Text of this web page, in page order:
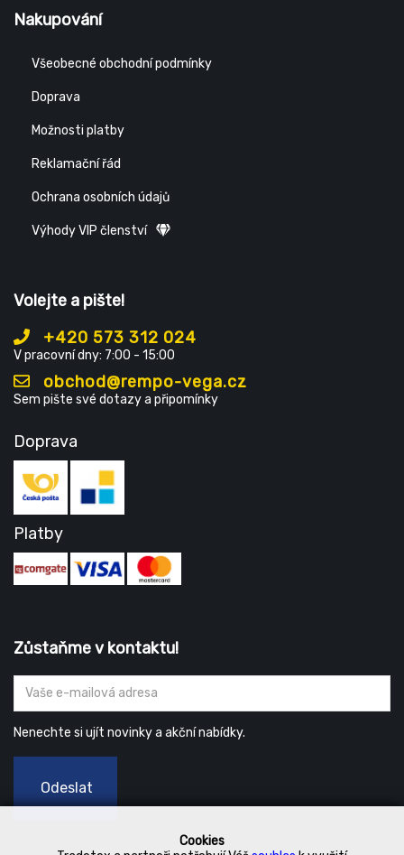
Cookies
Nakupování
Všeobecné obchodní podmínky
Doprava
Možnosti platby
Reklamační řád
Ochrana osobních údajů
Výhody VIP členství
Volejte a pište!
+420 573 312 024
V pracovní dny: 7:00 - 15:00
obchod@rempo-vega.cz
Sem pište své dotazy a připomínky
Doprava
Platby
Zůstaňme v kontaktu!
Nenechte si ujít novinky a akční nabídky.
Odeslat